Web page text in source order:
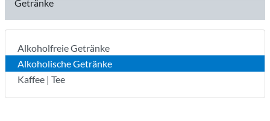
Getränke
Alkoholfreie Getränke
Alkoholische Getränke
Kaffee | Tee